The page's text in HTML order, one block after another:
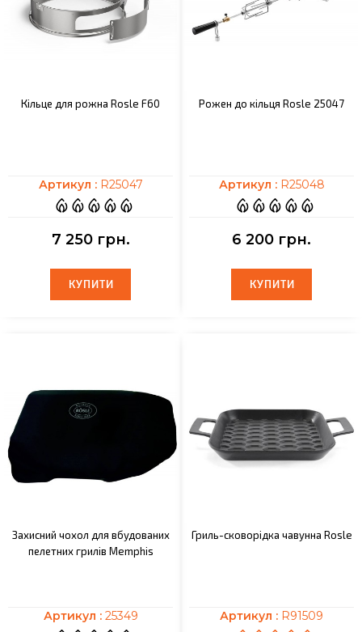
Кільце для рожна Rosle F60
Артикул : R25047
7 250 грн.
КУПИТИ
КУПИТИ
Рожен до кільця Rosle 25047
Артикул : R25048
6 200 грн.
КУПИТИ
КУПИТИ
Захисний чохол для вбудованих
пелетних грилів Memphis
Артикул : 25349
Гриль-сковорідка чавунна Rosle
Артикул : R91509